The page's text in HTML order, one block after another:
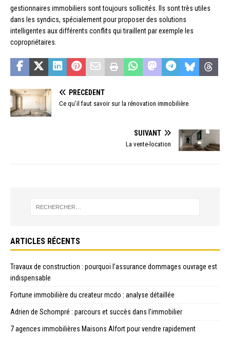
gestionnaires immobiliers sont toujours sollicités. Ils sont très utiles
dans les syndics, spécialement pour proposer des solutions
intelligentes aux différents conflits qui tiraillent par exemple les
copropriétaires.
PRÉCÉDENT
Ce qu’il faut savoir sur la rénovation immobilière
SUIVANT
La vente-location
ARTICLES RÉCENTS
Travaux de construction : pourquoi l’assurance dommages ouvrage est
indispensable
Fortune immobilière du createur mcdo : analyse détaillée
Adrien de Schompré : parcours et succès dans l’immobilier
7 agences immobilières Maisons Alfort pour vendre rapidement